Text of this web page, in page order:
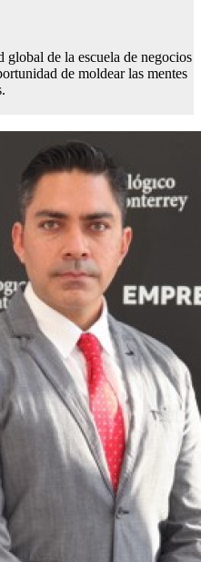
global de la escuela de negocios
de moldear las mentes